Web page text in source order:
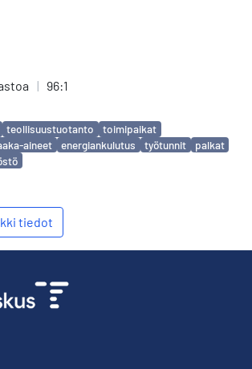
| 96:1
teollisuustuotanto
toimipaikat
aineet energiankulutus työtunnit
palkat
tiedot